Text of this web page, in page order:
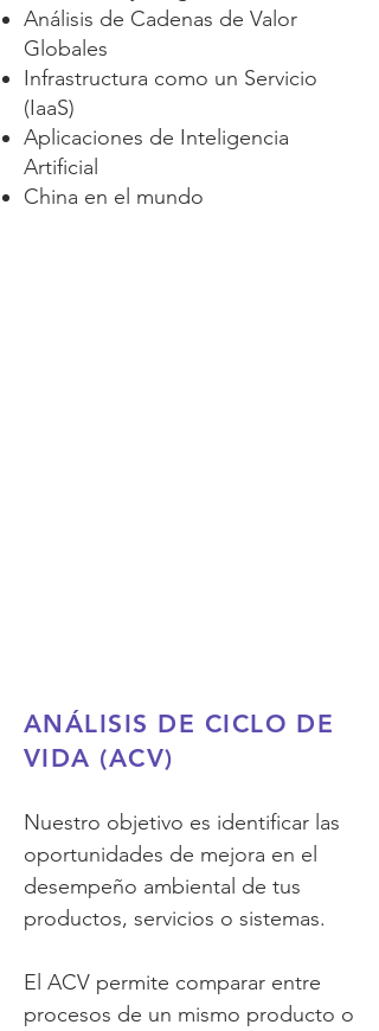
Análisis de Cadenas de Valor
Globales
Infrastructura como un Servicio
(IaaS)
Aplicaciones de Inteligencia
Artificial
China en el mundo
ANÁLISIS DE CICLO DE
VIDA (ACV)
Nuestro objetivo es identificar las
oportunidades de mejora en el
desempeño ambiental de tus
productos, servicios o sistemas.
El ACV permite comparar entre
procesos de un mismo producto o